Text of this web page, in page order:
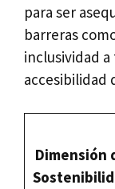
para ser
barreras
inclusividad
accesibilidad
Dimensión